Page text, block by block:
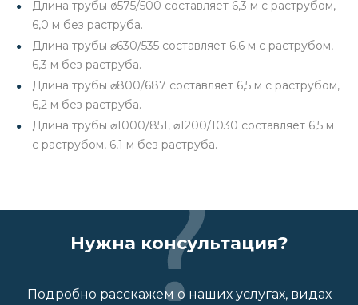
Длина трубы ø575/500 составляет 6,3 м с раструбом,
6,0 м без раструба.
Длина трубы ⌀630/535 составляет 6,6 м с раструбом,
6,3 м без раструба.
Длина трубы ⌀800/687 составляет 6,5 м с раструбом,
6,2 м без раструба.
Длина трубы ⌀1000/851, ⌀1200/1030 составляет 6,5 м
с раструбом, 6,1 м без раструба.
Нужна консультация?
Подробно расскажем о наших услугах, видах